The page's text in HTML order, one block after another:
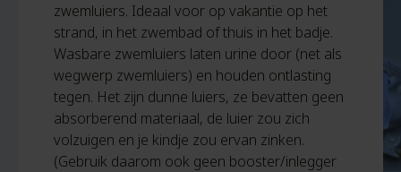
zwemluiers. Ideaal voor op vakantie op het
strand, in het zwembad of thuis in het badje.
Wasbare zwemluiers laten urine door (net als
wegwerp zwemluiers) en houden ontlasting
tegen. Het zijn dunne luiers, ze bevatten geen
absorberend materiaal, de luier zou zich
volzuigen en je kindje zou ervan zinken.
(Gebruik daarom ook geen booster/inlegger